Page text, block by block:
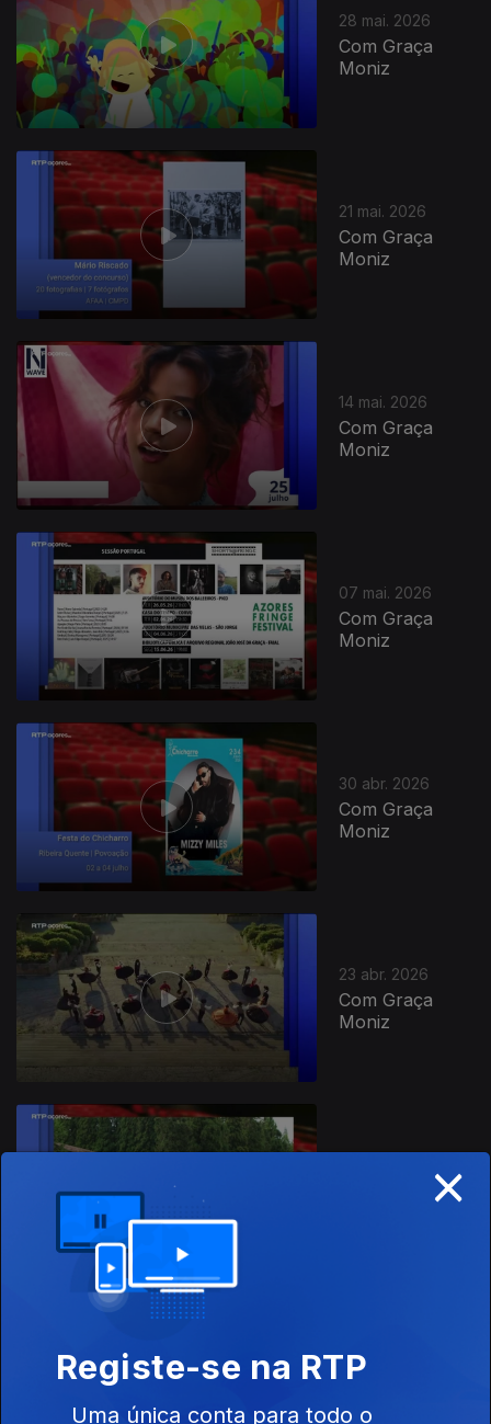
28 mai. 2026
Com Graça
Moniz
21 mai. 2026
Com Graça
Moniz
14 mai. 2026
Com Graça
Moniz
929247
07 mai. 2026
Com Graça
Moniz
30 abr. 2026
Com Graça
Moniz
23 abr. 2026
Com Graça
Moniz
09 abr. 2026
Com Graça
×
Registe-se na RTP
Uma única conta para todo o